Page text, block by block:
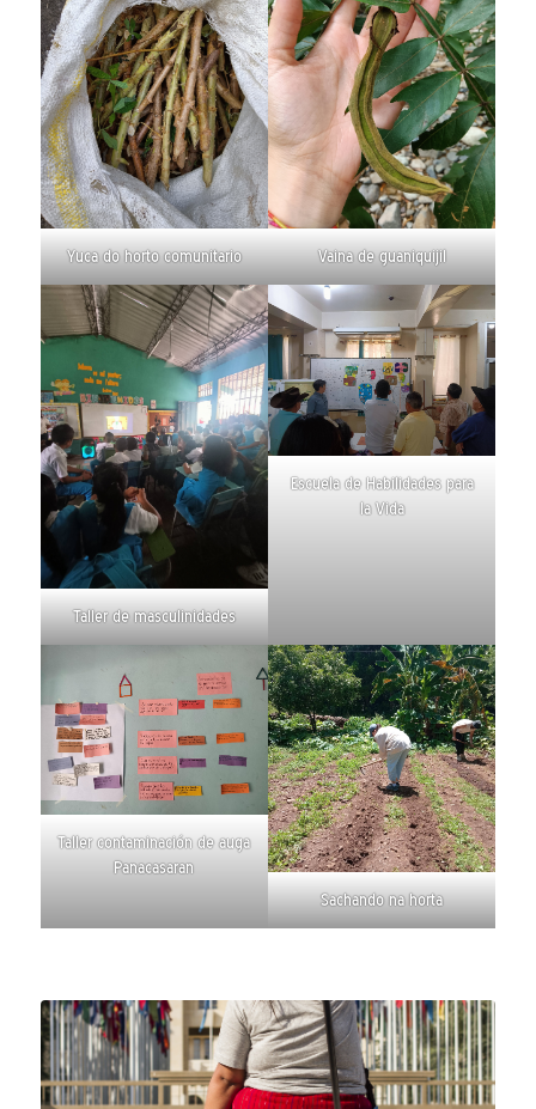
Yuca do horto comunitario Vaina de guaniquijil
Taller de masculinidades
Escuela de Habilidades para
la Vida
Taller contaminación de auga
Panacasaran
Sachando na horta